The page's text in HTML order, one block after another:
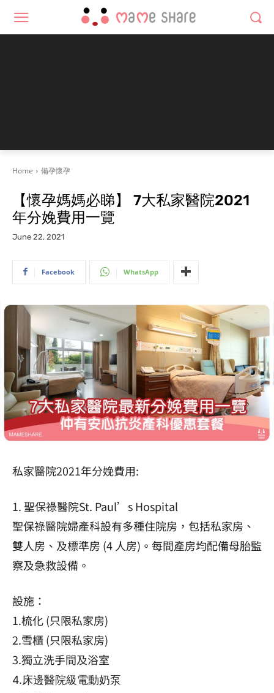
Home 備孕懷孕
【懷孕媽媽必睇】 7大私家醫院2021
年分娩費用一覽
June 22, 2021
Facebook WhatsApp
私家醫院2021年分娩費用:
1. 聖保祿醫院St. Paul’s Hospital
聖保祿醫院婦產科設有多種住院房，包括私家房、
雙人房、及標準房 (4 人房)。每間產房均配備母胎監
察及急救設備。
設施：
1.梳化 (只限私家房)
2.雪櫃 (只限私家房)
3.獨立洗手間及浴室
4.床邊醫院級電動奶泵